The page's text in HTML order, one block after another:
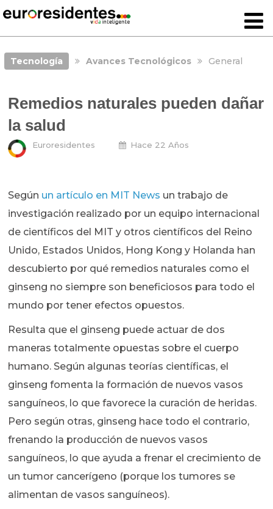
Tecnología Avances Tecnológicos General
Remedios naturales pueden dañar
la salud
Euroresidentes Hace 22 Años
Según un artículo en MIT News un trabajo de
investigación realizado por un equipo internacional
de científicos del MIT y otros científicos del Reino
Unido, Estados Unidos, Hong Kong y Holanda han
descubierto por qué remedios naturales como el
ginseng no siempre son beneficiosos para todo el
mundo por tener efectos opuestos.
Resulta que el ginseng puede actuar de dos
maneras totalmente opuestas sobre el cuerpo
humano. Según algunas teorías científicas, el
ginseng fomenta la formación de nuevos vasos
sanguíneos, lo que favorece la curación de heridas.
Pero según otras, ginseng hace todo el contrario,
frenando la producción de nuevos vasos
sanguíneos, lo que ayuda a frenar el crecimiento de
un tumor cancerígeno (porque los tumores se
alimentan de vasos sanguíneos).